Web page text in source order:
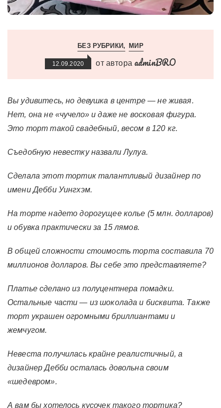
БЕЗ РУБРИКИ МИР
12.09.2020 от автора adminBRO
Вы удивитесь, но девушка в центре — не живая.
Нет, она не «чучело» и даже не восковая фигура.
Это торт такой свадебный, весом в 120 кг.
Съедобную невестку назвали Лулуа.
Сделала этот тортик талантливый дизайнер по
имени Дебби Уингхэм.
На торте надето дорогущее колье (5 млн. долларов)
и обувка практически за 15 лямов.
В общей сложности стоимость торта составила 70
миллионов долларов. Вы себе это представляете?
Платье сделано из полуцентнера помадки.
Остальные части — из шоколада и бисквита. Также
торт украшен огромными бриллиантами и
жемчугом.
Невеста получилась крайне реалистичный, а
дизайнер Дебби осталась довольна своим
«шедевром».
А вам бы хотелось кусочек такого тортика?